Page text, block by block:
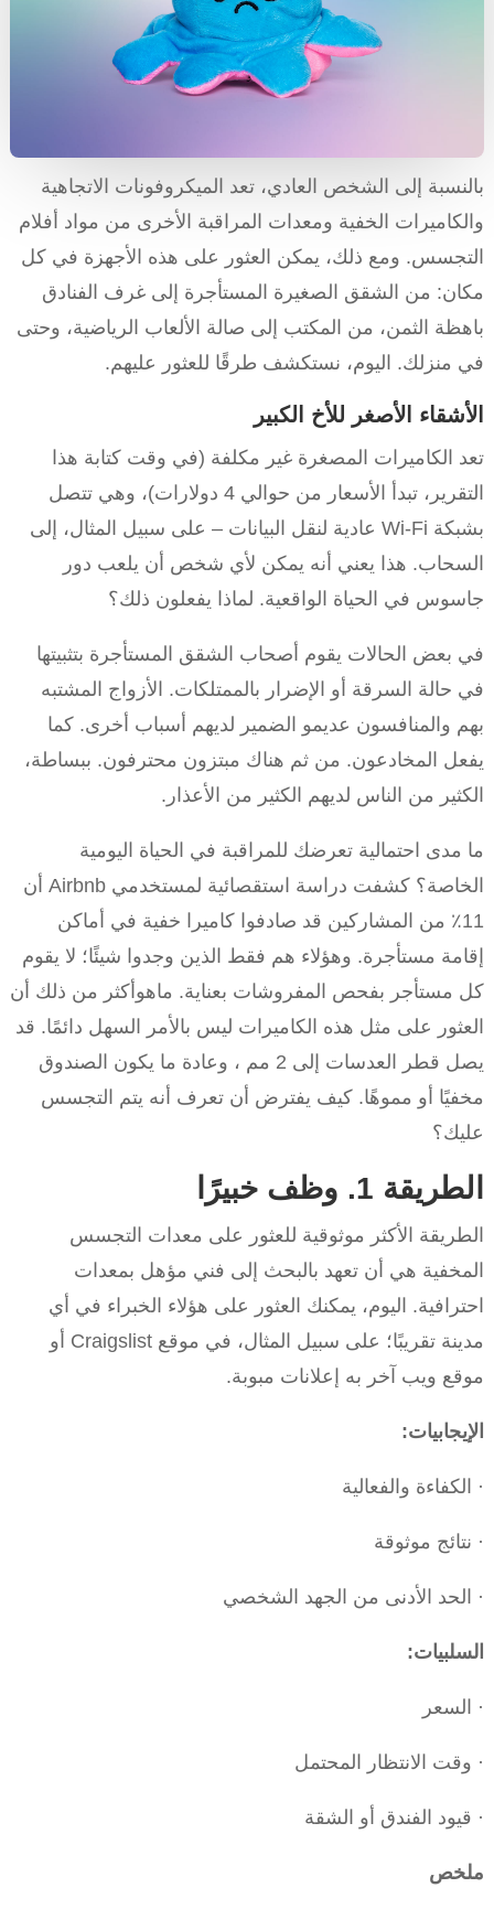
بالنسبة إلى الشخص العادي، تعد الميكروفونات الاتجاهية
والكاميرات الخفية ومعدات المراقبة الأخرى من مواد أفلام
التجسس. ومع ذلك، يمكن العثور على هذه الأجهزة في كل
مكان: من الشقق الصغيرة المستأجرة إلى غرف الفنادق
باهظة الثمن، من المكتب إلى صالة الألعاب الرياضية، وحتى
في منزلك. اليوم، نستكشف طرقًا للعثور عليهم.
الأشقاء الأصغر للأخ الكبير
تعد الكاميرات المصغرة غير مكلفة (في وقت كتابة هذا
التقرير، تبدأ الأسعار من حوالي 4 دولارات)، وهي تتصل
بشبكة Wi-Fi عادية لنقل البيانات – على سبيل المثال، إلى
السحاب. هذا يعني أنه يمكن لأي شخص أن يلعب دور
جاسوس في الحياة الواقعية. لماذا يفعلون ذلك؟
في بعض الحالات يقوم أصحاب الشقق المستأجرة بتثبيتها
في حالة السرقة أو الإضرار بالممتلكات. الأزواج المشتبه
بهم والمنافسون عديمو الضمير لديهم أسباب أخرى. كما
يفعل المخادعون. من ثم هناك مبتزون محترفون. ببساطة،
الكثير من الناس لديهم الكثير من الأعذار.
ما مدى احتمالية تعرضك للمراقبة في الحياة اليومية
الخاصة؟ كشفت دراسة استقصائية لمستخدمي Airbnb أن
11٪ من المشاركين قد صادفوا كاميرا خفية في أماكن
إقامة مستأجرة. وهؤلاء هم فقط الذين وجدوا شيئًا؛ لا يقوم
كل مستأجر بفحص المفروشات بعناية. ماهوأكثر من ذلك أن
العثور على مثل هذه الكاميرات ليس بالأمر السهل دائمًا. قد
يصل قطر العدسات إلى 2 مم ، وعادة ما يكون الصندوق
مخفيًا أو مموهًا. كيف يفترض أن تعرف أنه يتم التجسس
عليك؟
الطريقة 1. وظف خبيرًا
الطريقة الأكثر موثوقية للعثور على معدات التجسس
المخفية هي أن تعهد بالبحث إلى فني مؤهل بمعدات
احترافية. اليوم، يمكنك العثور على هؤلاء الخبراء في أي
مدينة تقريبًا؛ على سبيل المثال، في موقع Craigslist أو
موقع ويب آخر به إعلانات مبوبة.
الإيجابيات:
· الكفاءة والفعالية
· نتائج موثوقة
· الحد الأدنى من الجهد الشخصي
السلبيات:
· السعر
· وقت الانتظار المحتمل
· قيود الفندق أو الشقة
ملخص